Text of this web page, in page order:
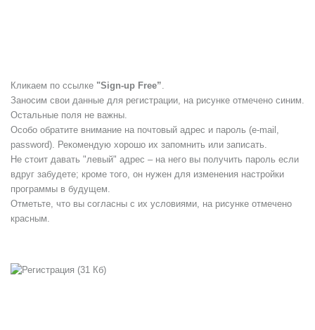
Кликаем по ссылке "Sign-up Free”.
Заносим свои данные для регистрации, на рисунке отмечено синим.
Остальные поля не важны.
Особо обратите внимание на почтовый адрес и пароль (e-mail,
password). Рекомендую хорошо их запомнить или записать.
Не стоит давать "левый" адрес – на него вы получить пароль если
вдруг забудете; кроме того, он нужен для изменения настройки
программы в будущем.
Отметьте, что вы согласны с их условиями, на рисунке отмечено
красным.